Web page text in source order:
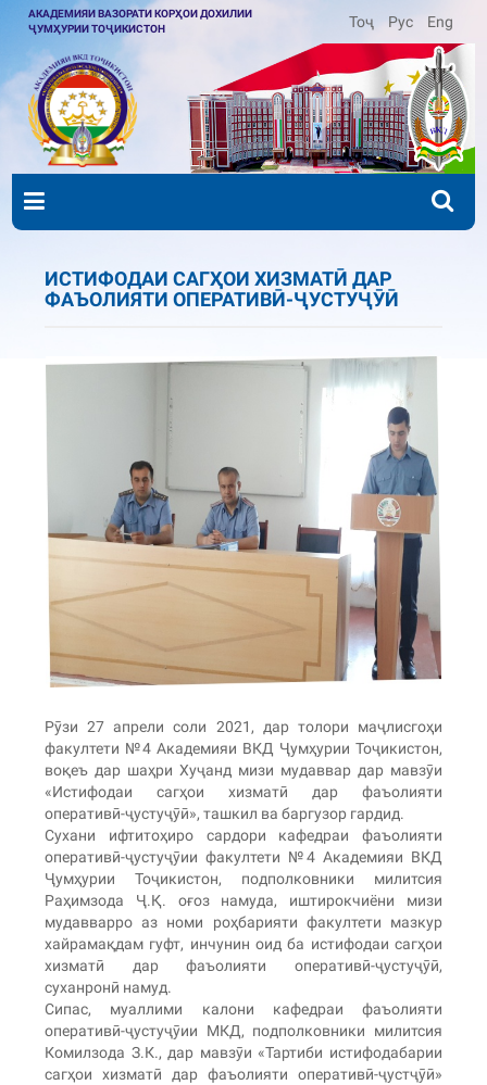
АКАДЕМИЯИ ВАЗОРАТИ КОРҲОИ ДОХИЛИИ
ҶУМҲУРИИ ТОҶИКИСТОН
Тоҷ Рус Eng
ИСТИФОДАИ САГҲОИ ХИЗМАТӢ ДАР
ФАЪОЛИЯТИ ОПЕРАТИВӢ-ҶУСТУҶӮӢ
Рӯзи 27 апрели соли 2021, дар толори маҷлисгоҳи
факултети №4 Академияи ВКД Ҷумҳурии Тоҷикистон,
воқеъ дар шаҳри Хуҷанд мизи мудаввар дар мавзӯи
«Истифодаи сагҳои хизматӣ дар фаъолияти
оперативӣ-ҷустуҷӯӣ», ташкил ва баргузор гардид.
Сухани ифтитоҳиро сардори кафедраи фаъолияти
оперативӣ-ҷустуҷӯии факултети №4 Академияи ВКД
Ҷумҳурии Тоҷикистон, подполковники милитсия
Раҳимзода Ҷ.Қ. оғоз намуда, иштирокчиёни мизи
мудавварро аз номи роҳбарияти факултети мазкур
хайрамақдам гуфт, инчунин оид ба истифодаи сагҳои
хизматӣ дар фаъолияти оперативӣ-ҷустуҷӯӣ,
суханронӣ намуд.
Сипас, муаллими калони кафедраи фаъолияти
оперативӣ-ҷустуҷӯии МКД, подполковники милитсия
Комилзода З.К., дар мавзӯи «Тартиби истифодабарии
сагҳои хизматӣ дар фаъолияти оперативӣ-ҷустҷӯӣ»